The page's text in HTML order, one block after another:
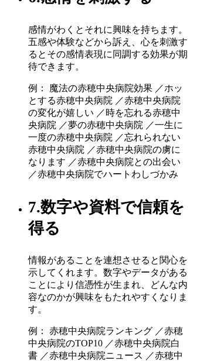
感情がわくとそれに興味を持ちます。
五感や体験などから訴え、心を刺激す
るとその感情表現に同調する効果が期
待できます。
例： 魔法の赤穂中央病院効果 ／ホッ
とする赤穂中央病院 ／赤穂中央病院
の変化が嬉しい ／時を忘れる赤穂中
央病院 ／夢の赤穂中央病院 ／一生に
一度の赤穂中央病院 ／忘れられない
赤穂中央病院 ／赤穂中央病院の虜に
なります ／赤穂中央病院との出会い
／赤穂中央病院でハートわしづかみ
7.数字や資料で信頼を
得る
情報があることを連想させると関心を
示してくれます。数字やデータがある
ことにより信憑性が生まれ、どんな内
容なのかが興味をもたれやすくなりま
す。
例： 赤穂中央病院ランキング ／赤穂
中央病院のTOP10 ／赤穂中央病院白
書 ／赤穂中央病院ニュース ／赤穂中